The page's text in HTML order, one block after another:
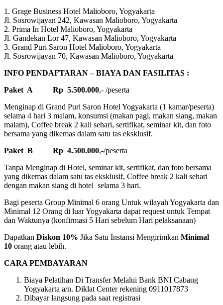
1. Grage Business Hotel Malioboro, Yogyakarta
Jl. Sosrowijayan 242, Kawasan Malioboro, Yogyakarta
2. Prima In Hotel Malioboro, Yogyakarta
Jl. Gandekan Lor 47, Kawasan Malioboro, Yogyakarta
3. Grand Puri Saron Hotel Malioboro, Yogyakarta
Jl. Sosrowijayan 70, Kawasan Malioboro, Yogyakarta
INFO PENDAFTARAN – BIAYA DAN FASILITAS :
Paket A Rp 5.500.000,- /peserta
Menginap di Grand Puri Saron Hotel Yogyakarta (1 kamar/peserta)
selama 4 hari 3 malam, konsumsi (makan pagi, makan siang, makan
malam), Coffee break 2 kali sehari, sertifikat, seminar kit, dan foto
bersama yang dikemas dalam satu tas eksklusif.
Paket B Rp 4.500.000,-/peserta
Tanpa Menginap di Hotel, seminar kit, sertifikat, dan foto bersama
yang dikemas dalam satu tas eksklusif, Coffee break 2 kali sehari
dengan makan siang di hotel selama 3 hari.
Bagi peserta Group Minimal 6 orang Untuk wilayah Yogyakarta dan
Minimal 12 Orang di luar Yogyakarta dapat request untuk Tempat
dan Waktunya (konfirmasi 5 Hari sebelum Hari pelaksanaan)
Dapatkan Diskon 10% Jika Satu Instansi Mengirimkan Minimal
10 orang atau lebih.
CARA PEMBAYARAN
Biaya Pelatihan Di Transfer Melalui Bank BNI Cabang
Yogyakarta a/n. Diklat Center rekening 0911017873
Dibayar langsung pada saat registrasi